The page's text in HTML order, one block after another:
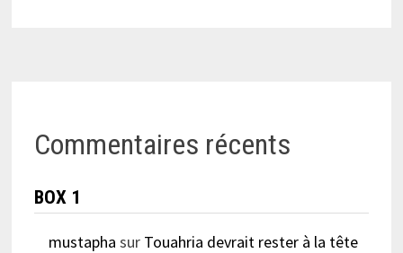
Commentaires récents
BOX 1
mustapha sur Touahria devrait rester à la tête